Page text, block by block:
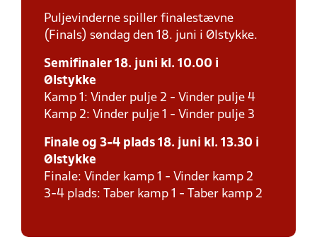
Puljevinderne spiller finalestævne
(Finals) søndag den 18. juni i Ølstykke.
Semifinaler 18. juni kl. 10.00 i
Ølstykke
Kamp 1: Vinder pulje 2 - Vinder pulje 4
Kamp 2: Vinder pulje 1 - Vinder pulje 3
Finale og 3-4 plads 18. juni kl. 13.30 i
Ølstykke
Finale: Vinder kamp 1 - Vinder kamp 2
3-4 plads: Taber kamp 1 - Taber kamp 2